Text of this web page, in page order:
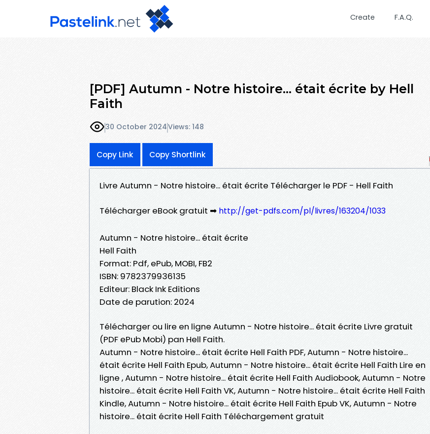
Create F.A.Q.
[PDF] Autumn - Notre histoire... était écrite by Hell
Faith
30 October 2024Views: 148
Copy Link Copy Shortlink
Livre Autumn - Notre histoire... était écrite Télécharger le PDF - Hell Faith
Télécharger eBook gratuit ➡ http://get-pdfs.com/pl/livres/163204/1033
Autumn - Notre histoire... était écrite
Hell Faith
Format: Pdf, ePub, MOBI, FB2
ISBN: 9782379936135
Editeur: Black Ink Editions
Date de parution: 2024
Télécharger ou lire en ligne Autumn - Notre histoire... était écrite Livre gratuit
(PDF ePub Mobi) pan Hell Faith.
Autumn - Notre histoire... était écrite Hell Faith PDF, Autumn - Notre histoire...
était écrite Hell Faith Epub, Autumn - Notre histoire... était écrite Hell Faith Lire en
ligne , Autumn - Notre histoire... était écrite Hell Faith Audiobook, Autumn - Notre
histoire... était écrite Hell Faith VK, Autumn - Notre histoire... était écrite Hell Faith
Kindle, Autumn - Notre histoire... était écrite Hell Faith Epub VK, Autumn - Notre
histoire... était écrite Hell Faith Téléchargement gratuit